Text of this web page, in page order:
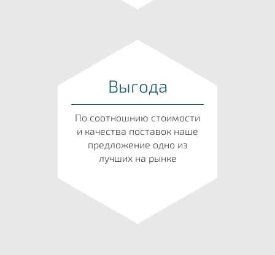
Выгода
По соотношнию стоимости
и качества поставок наше
предложение одно из
лучших на рынке